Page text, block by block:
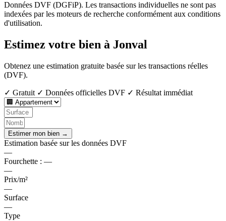
Données DVF (DGFiP). Les transactions individuelles ne sont pas
indexées par les moteurs de recherche conformément aux conditions
d'utilisation.
Estimez votre bien à Jonval
Obtenez une estimation gratuite basée sur les transactions réelles
(DVF).
✓ Gratuit ✓ Données officielles DVF ✓ Résultat immédiat
Estimer mon bien →
Estimation basée sur les données DVF
—
Fourchette : —
—
Prix/m²
—
Surface
—
Type